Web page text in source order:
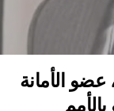
الأمانة